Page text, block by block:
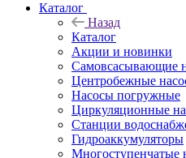
Каталог
Назад
Каталог
Акции и новинки
Самовсасывающие
Центробежные
Насосы погружные
Циркуляционные
Станции
Гидроаккумуляторы
Многоступенчатые